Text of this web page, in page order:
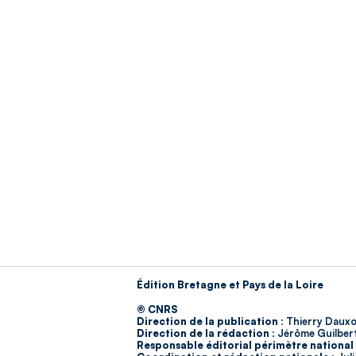
Édition Bretagne et Pays de la Loire
© CNRS
Direction de la publication : Thierry
Direction de la rédaction : Jérôme
Responsable éditorial périmètre national